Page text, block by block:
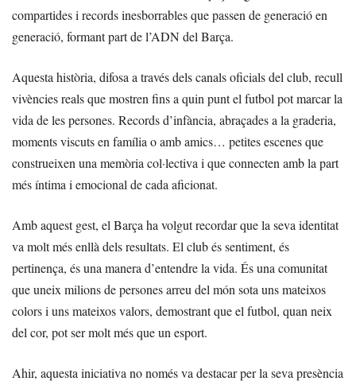
compartides i records inesborrables que passen de generació en
generació, formant part de l’ADN del Barça.
Aquesta història, difosa a través dels canals oficials del club, recull
vivències reals que mostren fins a quin punt el futbol pot marcar la
vida de les persones. Records d’infància, abraçades a la graderia,
moments viscuts en família o amb amics… petites escenes que
construeixen una memòria col·lectiva i que connecten amb la part
més íntima i emocional de cada aficionat.
Amb aquest gest, el Barça ha volgut recordar que la seva identitat
va molt més enllà dels resultats. El club és sentiment, és
pertinença, és una manera d’entendre la vida. És una comunitat
que uneix milions de persones arreu del món sota uns mateixos
colors i uns mateixos valors, demostrant que el futbol, quan neix
del cor, pot ser molt més que un esport.
Ahir, aquesta iniciativa no només va destacar per la seva presència